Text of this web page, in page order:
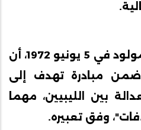
كما أوضح السياسي المولود في 5 يونيو 1972، أن
مبادرة تهدف إلى
بين الليبيين، مهما
وفق تعبيره.